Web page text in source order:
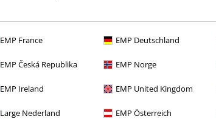
EMP France EMP Deutschland
EMP Česká Republika EMP Norge
EMP Ireland EMP United Kingdom
Large Nederland EMP Österreich